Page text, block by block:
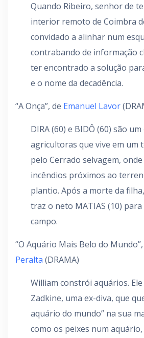
Quando Ribeiro, senhor de
interior remoto de Coimbra
convidado a alinhar num
contrabando de informação
ter encontrado a solução
e o nome da decadência.
“A Onça”, de Emanuel Lavor
DIRA (60) e BIDÔ (60) são um
agricultoras que vive em um
pelo Cerrado selvagem,
incêndios próximos ao
plantio. Após a morte da
traz o neto MATIAS (10)
campo.
“O Aquário Mais Belo do
Peralta (DRAMA)
William constrói aquários.
Zadkine, uma ex-diva, que
aquário do mundo” na sua
como os peixes num